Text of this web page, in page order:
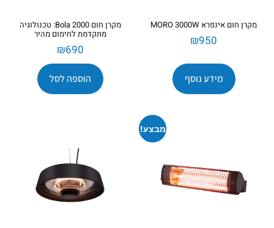
מקרן חום אינפרא MORO 3000W
₪950
מידע נוסף
מקרן חום Bola 2000: טכנולוגיה
מתקדמת לחימום מהיר
₪690
הוספה לסל
מבצע!